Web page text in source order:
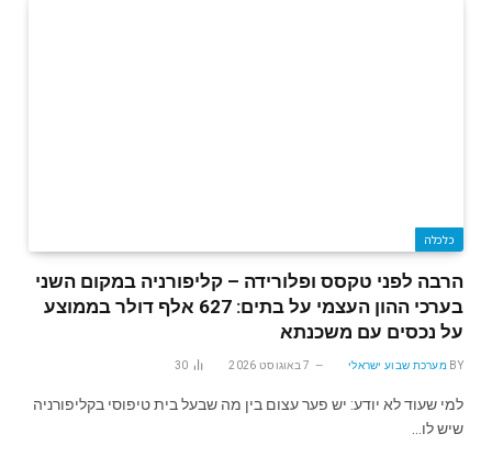
כלכלה
הרבה לפני טקסס ופלורידה – קליפורניה במקום השני
בערכי ההון העצמי על בתים: 627 אלף דולר בממוצע
על נכסים עם משכנתא
BY מערכת שבוע ישראלי 7 באוגוסט 2026 30
למי שעוד לא יודע: יש פער עצום בין מה שבעל בית טיפוסי בקליפורניה
שיש לו…